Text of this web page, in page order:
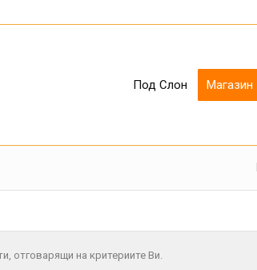
Под Слон Магазин
отговарящи на критериите Ви.